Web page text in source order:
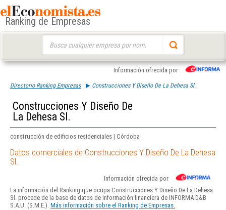
Ranking de Empresas
Información ofrecida por
Directorio Ranking Empresas Construcciones Y Diseño De La Dehesa Sl.
Construcciones Y Diseño De
La Dehesa Sl.
construcción de edificios residenciales | Córdoba
Datos comerciales de Construcciones Y Diseño De La Dehesa
Sl.
Información ofrecida por
La información del Ranking que ocupa Construcciones Y Diseño De La Dehesa
Sl. procede de la base de datos de información financiera de INFORMA D&B
S.A.U. (S.M.E.). Más información sobre el Ranking de Empresas.